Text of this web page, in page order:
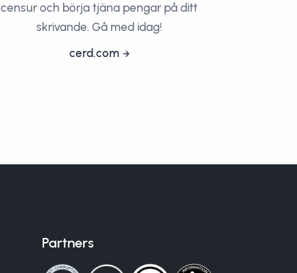
censur och börja tjäna pengar på ditt
skrivande. Gå med idag!
cerd.com
Partners